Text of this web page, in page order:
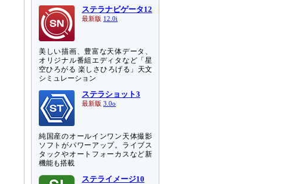
ステラナビゲータ12
最新版 12.0i
美しい描画、豊富な天体データ、
オリジナル番組エディタなど「星
空ひろがる 楽しさひろげる」天文
シミュレーション
ステラショット3
最新版 3.0o
純国産のオールインワン天体撮影
ソフトがパワーアップ。ライブス
タックやオートフォーカスなど新
機能も搭載
ステライメージ10